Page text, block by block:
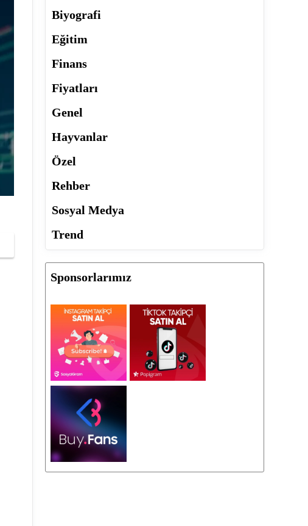
Biyografi
Eğitim
Finans
Fiyatları
Genel
Hayvanlar
Özel
Rehber
Sosyal Medya
Trend
Sponsorlarımız